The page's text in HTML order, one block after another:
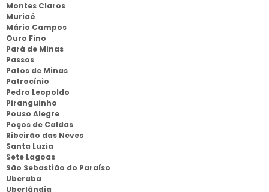
Montes Claros
Muriaé
Mário Campos
Ouro Fino
Pará de Minas
Passos
Patos de Minas
Patrocínio
Pedro Leopoldo
Piranguinho
Pouso Alegre
Poços de Caldas
Ribeirão das Neves
Santa Luzia
Sete Lagoas
São Sebastião do Paraíso
Uberaba
Uberlândia